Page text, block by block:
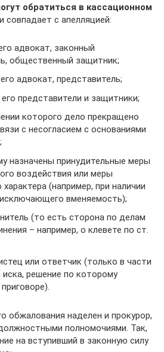
обратиться в кассационном
совпадает с апелляцией:
адвокат, законный
общественный защитник;
адвокат, представитель;
представители и защитники;
которого дело прекращено
с несогласием с основаниями
назначены принудительные меры
воздействия или меры
(например, при наличии
вменяемость);
(то есть сторона по делам
– например, о клевете по ст.
или ответчик (только в части
иска, решение по которому
обжалования наделен и прокурор,
полномочиями. Так,
на вступивший в законную силу